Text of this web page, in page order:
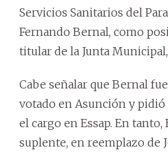
Servicios Sanitarios del
Fernando Bernal, como
titular de la Junta
Cabe señalar que Bernal
votado en Asunción y
el cargo en Essap. En
suplente, en reemplazo de